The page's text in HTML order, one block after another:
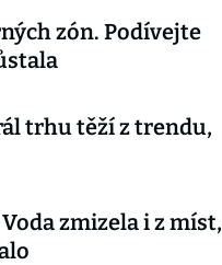
zón. Podívejte
trhu těží z trendu,
zmizela i z míst,